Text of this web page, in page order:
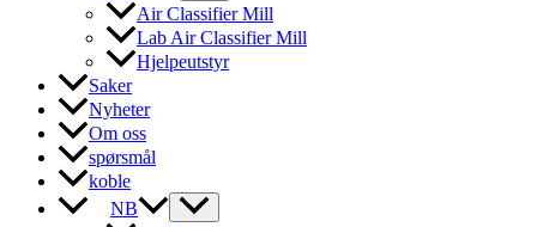
Air Classifier Mill
Lab Air Classifier Mill
Hjelpeutstyr
Saker
Nyheter
Om oss
spørsmål
koble
NB